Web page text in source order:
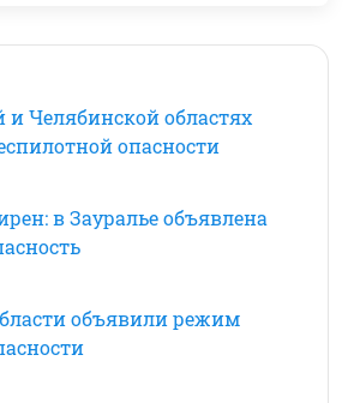
и Челябинской областях
опасности
в Зауралье объявлена
объявили режим